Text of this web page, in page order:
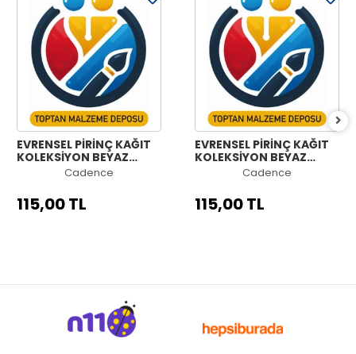
EVRENSEL PİRİNÇ KAĞIT
KOLEKSİYON BEYAZ
ZEMİN UC-180 60X60
Cadence
115,00 TL
EVRENSEL PİRİNÇ KAĞIT
KOLEKSİYON BEYAZ
ZEMİN UC-179 60X60
Cadence
115,00 TL